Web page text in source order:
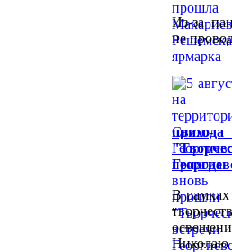
Из-за
не
В рамках
Николаю